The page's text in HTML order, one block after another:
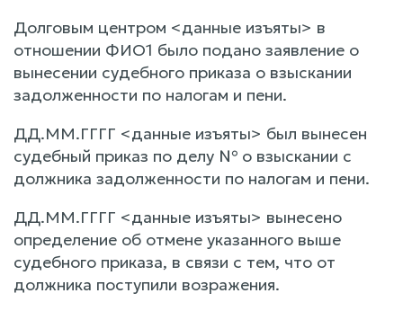
Долговым центром <данные изъяты> в
отношении ФИО1 было подано заявление о
вынесении судебного приказа о взыскании
задолженности по налогам и пени.
ДД.ММ.ГГГГ <данные изъяты> был вынесен
судебный приказ по делу № о взыскании с
должника задолженности по налогам и пени.
ДД.ММ.ГГГГ <данные изъяты> вынесено
определение об отмене указанного выше
судебного приказа, в связи с тем, что от
должника поступили возражения.